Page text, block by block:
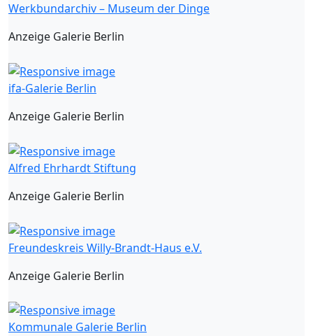
Werkbundarchiv – Museum der Dinge
Anzeige Galerie Berlin
ifa-Galerie Berlin
Anzeige Galerie Berlin
Alfred Ehrhardt Stiftung
Anzeige Galerie Berlin
Freundeskreis Willy-Brandt-Haus e.V.
Anzeige Galerie Berlin
Kommunale Galerie Berlin